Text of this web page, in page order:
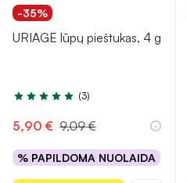
-35%
URIAGE lūpų pieštukas, 4 g
Įvertinimas 5.0 iš 5
(3)
5,90 € 9,09 €
% PAPILDOMA NUOLAIDA